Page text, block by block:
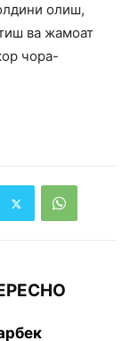
олиш,
ва жамоат
чора-